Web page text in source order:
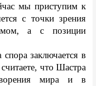
мы приступим к
с точки зрения
а с позиции
что Шастра
мира и в